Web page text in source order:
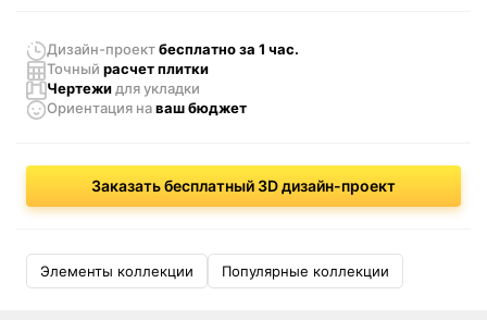
Дизайн-проектбесплатно за 1 час.
Точный расчет плитки
Чертежи для укладки
Ориентация наваш бюджет
Заказать бесплатный 3D дизайн-проект
Элементы коллекции Популярные коллекции